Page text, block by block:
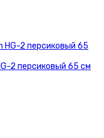
2 персиковый 65 см